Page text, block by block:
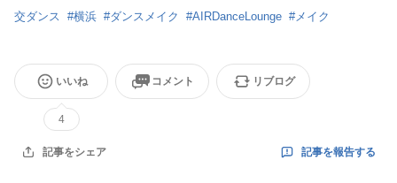
交ダンス #横浜 #ダンスメイク #AIRDanceLounge #メイク
いいね
4
コメント リブログ
記事をシェア 記事を報告する